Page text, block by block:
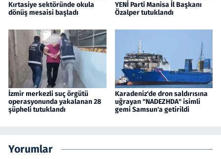
Kırtasiye sektöründe okula
dönüş mesaisi başladı
YENİ Parti Manisa İl Başkanı
Özalper tutuklandı
İzmir merkezli suç örgütü
operasyonunda yakalanan 28
şüpheli tutuklandı
Karadeniz'de dron saldırısına
uğrayan "NADEZHDA" isimli
gemi Samsun'a getirildi
Yorumlar